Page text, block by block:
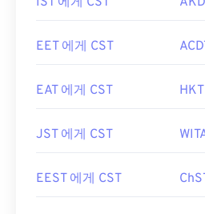
EET 에게 CST
EAT 에게 CST
JST 에게 CST
EEST 에게 CST